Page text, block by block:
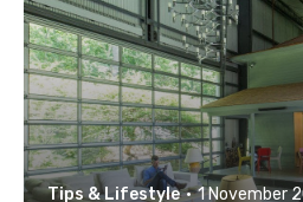
Tips & Lifestyle · 1 November